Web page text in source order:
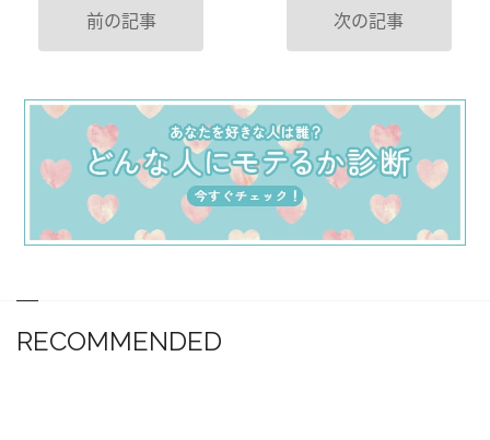
前の記事 次の記事
RECOMMENDED